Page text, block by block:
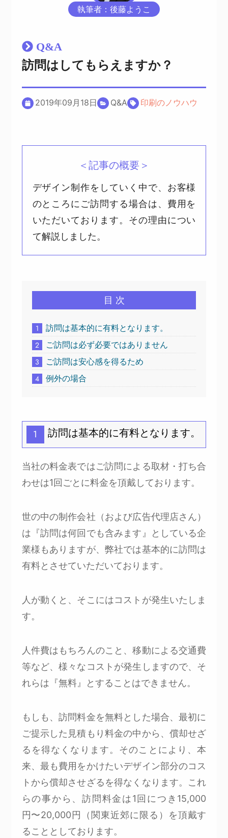
執筆者：後藤ようこ
Q&A
訪問はしてもらえますか？
2019年09月18日 Q&A 印刷のノウハウ
＜記事の概要＞
デザイン制作をしていく中で、お客様
のところにご訪問する場合は、費用を
いただいております。その理由につい
て解説しました。
目 次
1
訪問は基本的に有料となります。
2
ご訪問は必ず必要ではありません
3
ご訪問は安心感を得るため
4
例外の場合
1 訪問は基本的に有料となります。
当社の料金表ではご訪問による取材・打ち合
わせは1回ごとに料金を頂戴しております。
世の中の制作会社（および広告代理店さん）
は『訪問は何回でも含みます』としている企
業様もありますが、弊社では基本的に訪問は
有料とさせていただいております。
人が動くと、そこにはコストが発生いたしま
す。
人件費はもちろんのこと、移動による交通費
等など、様々なコストが発生しますので、そ
れらは『無料』とすることはできません。
もしも、訪問料金を無料とした場合、最初に
ご提示した見積もり料金の中から、償却せざ
るを得なくなります。そのことにより、本
来、最も費用をかけたいデザイン部分のコス
トから償却させざるを得なくなります。これ
らの事から、訪問料金は1回につき15,000
円〜20,000円（関東近郊に限る）を頂戴す
ることとしております。